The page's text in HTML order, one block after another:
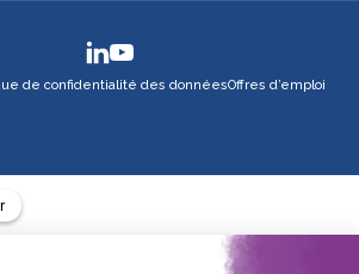
de confidentialité des donnéesOffres d’emploi